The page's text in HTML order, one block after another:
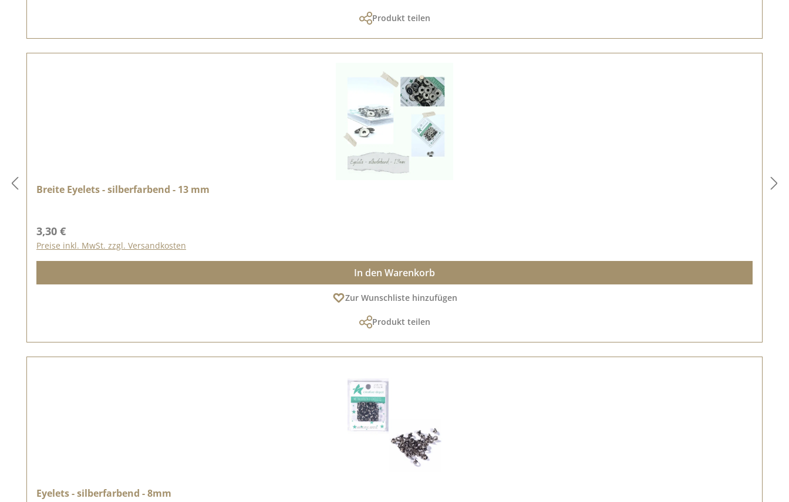
Produkt teilen
Breite Eyelets - silberfarbend - 13 mm
Regulärer Preis:
3,30 €
Preise inkl. MwSt. zzgl. Versandkosten
In den Warenkorb
Zur Wunschliste hinzufügen
Produkt teilen
Eyelets - silberfarbend - 8mm